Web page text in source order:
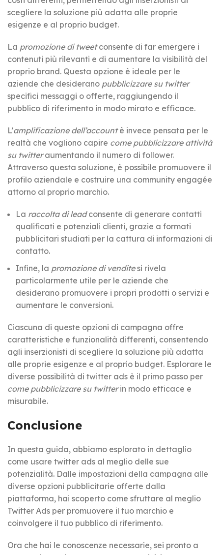
scegliere la soluzione più adatta alle proprie
esigenze e al proprio budget.
La promozione di tweetconsente di far emergere i
contenuti più rilevanti e di aumentare la visibilità del
proprio brand. Questa opzione è ideale per le
aziende che desiderano pubblicizzare su twitter
specifici messaggi o offerte, raggiungendo il
pubblico di riferimento in modo mirato e efficace.
L’amplificazione dell’accountè invece pensata per le
realtà che vogliono capire come pubblicizzare attività
su twitteraumentando il numero di follower.
Attraverso questa soluzione, è possibile promuovere il
profilo aziendale e costruire una community engagée
attorno al proprio marchio.
La raccolta di leadconsente di generare contatti
qualificati e potenziali clienti, grazie a formati
pubblicitari studiati per la cattura di informazioni di
contatto.
Infine, la promozione di venditesi rivela
particolarmente utile per le aziende che
desiderano promuovere i propri prodotti o servizi e
aumentare le conversioni.
Ciascuna di queste opzioni di campagna offre
caratteristiche e funzionalità differenti, consentendo
agli inserzionisti di scegliere la soluzione più adatta
alle proprie esigenze e al proprio budget. Esplorare le
diverse possibilità di twitter ads è il primo passo per
come pubblicizzare su twitterin modo efficace e
misurabile.
Conclusione
In questa guida, abbiamo esplorato in dettaglio
come usare twitter ads al meglio delle sue
potenzialità. Dalle impostazioni della campagna alle
diverse opzioni pubblicitarie offerte dalla
piattaforma, hai scoperto come sfruttare al meglio
Twitter Ads per promuovere il tuo marchio e
coinvolgere il tuo pubblico di riferimento.
Ora che hai le conoscenze necessarie, sei pronto a